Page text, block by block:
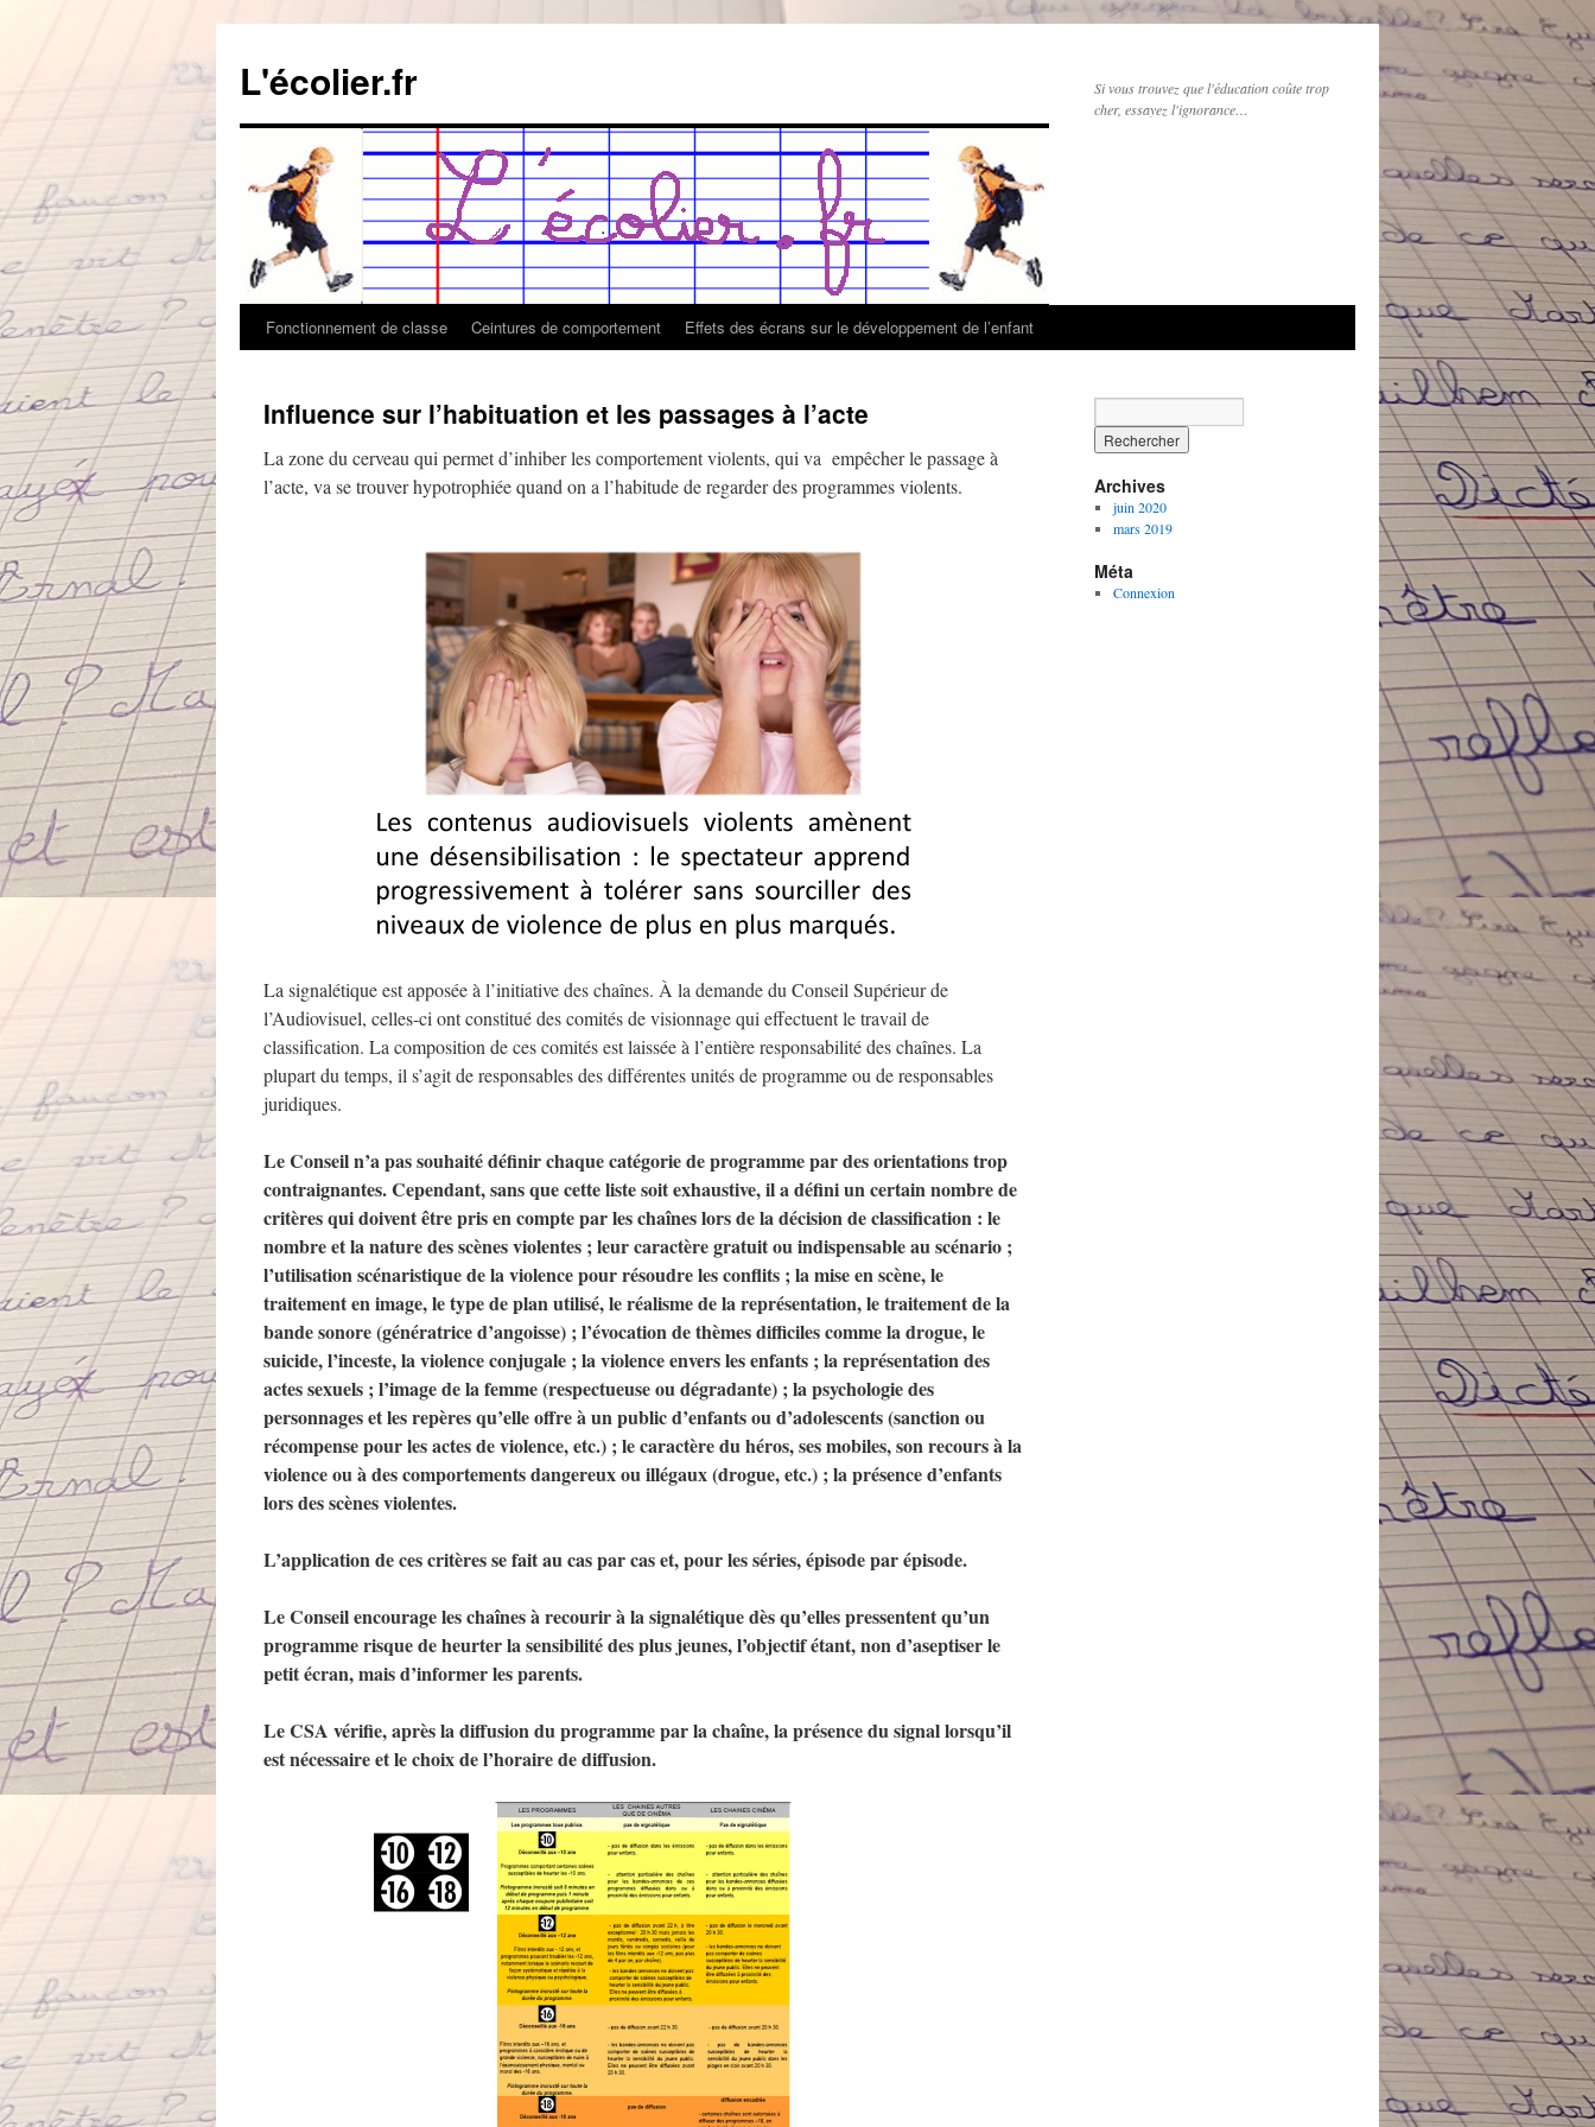
contenu
L'écolier.fr
Si vous trouvez que l'éducation coûte trop
cher, essayez l'ignorance…
Fonctionnement de classe Ceintures de comportement Effets des écrans sur le développement de l’enfant
Influence sur l’habituation et les passages à l’acte
La zone du cerveau qui permet d’inhiber les comportement violents, qui va empêcher le passage à
l’acte, va se trouver hypotrophiée quand on a l’habitude de regarder des programmes violents.
La signalétique est apposée à l’initiative des chaînes. À la demande du Conseil Supérieur de
l’Audiovisuel, celles-ci ont constitué des comités de visionnage qui effectuent le travail de
classification. La composition de ces comités est laissée à l’entière responsabilité des chaînes. La
plupart du temps, il s’agit de responsables des différentes unités de programme ou de responsables
juridiques.
Le Conseil n’a pas souhaité définir chaque catégorie de programme par des orientations trop
contraignantes. Cependant, sans que cette liste soit exhaustive, il a défini un certain nombre de
critères qui doivent être pris en compte par les chaînes lors de la décision de classification : le
nombre et la nature des scènes violentes ; leur caractère gratuit ou indispensable au scénario ;
l’utilisation scénaristique de la violence pour résoudre les conflits ; la mise en scène, le
traitement en image, le type de plan utilisé, le réalisme de la représentation, le traitement de la
bande sonore (génératrice d’angoisse) ; l’évocation de thèmes difficiles comme la drogue, le
suicide, l’inceste, la violence conjugale ; la violence envers les enfants ; la représentation des
actes sexuels ; l’image de la femme (respectueuse ou dégradante) ; la psychologie des
personnages et les repères qu’elle offre à un public d’enfants ou d’adolescents (sanction ou
récompense pour les actes de violence, etc.) ; le caractère du héros, ses mobiles, son recours à la
violence ou à des comportements dangereux ou illégaux (drogue, etc.) ; la présence d’enfants
lors des scènes violentes.
L’application de ces critères se fait au cas par cas et, pour les séries, épisode par épisode.
Le Conseil encourage les chaînes à recourir à la signalétique dès qu’elles pressentent qu’un
programme risque de heurter la sensibilité des plus jeunes, l’objectif étant, non d’aseptiser le
petit écran, mais d’informer les parents.
Le CSA vérifie, après la diffusion du programme par la chaîne, la présence du signal lorsqu’il
est nécessaire et le choix de l’horaire de diffusion.
Archives
juin 2020
mars 2019
Méta
Connexion